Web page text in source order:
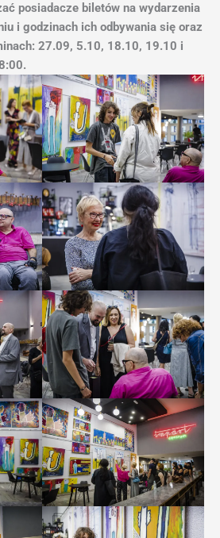
posiadacze biletów na wydarzenia
i godzinach ich odbywania się oraz
27.09, 5.10, 18.10, 19.10 i